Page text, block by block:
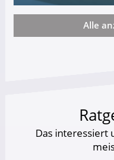
und wie viel?
Alle
Das interessiert